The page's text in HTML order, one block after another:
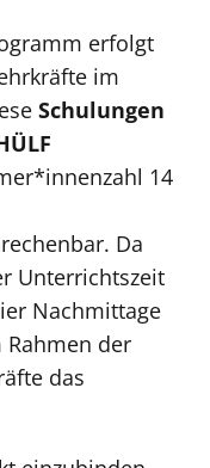
erfolgt
im
Schulungen
14
Da
Unterrichtszeit
Nachmittage
der
das